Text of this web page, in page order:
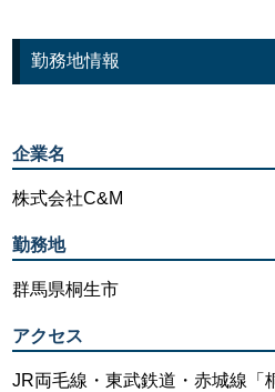
勤務地情報
企業名
株式会社C&M
勤務地
群馬県桐生市
アクセス
JR両毛線・東武鉄道・赤城線「